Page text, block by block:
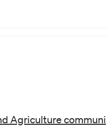
Agriculture